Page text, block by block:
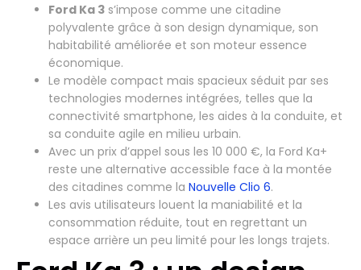
Ford Ka 3 s’impose comme une citadine
polyvalente grâce à son design dynamique, son
habitabilité améliorée et son moteur essence
économique.
Le modèle compact mais spacieux séduit par ses
technologies modernes intégrées, telles que la
connectivité smartphone, les aides à la conduite, et
sa conduite agile en milieu urbain.
Avec un prix d’appel sous les 10 000 €, la Ford Ka+
reste une alternative accessible face à la montée
des citadines comme la Nouvelle Clio 6.
Les avis utilisateurs louent la maniabilité et la
consommation réduite, tout en regrettant un
espace arrière un peu limité pour les longs trajets.